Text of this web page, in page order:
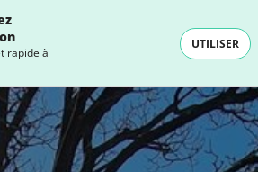
rapide à
UTILISER